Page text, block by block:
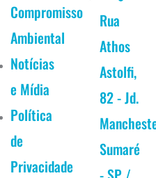
Compromisso
Ambiental
Notícias
e Mídia
Política
de
Privacidade
Rua
Athos
Astolfi,
82 - Jd.
Sumaré